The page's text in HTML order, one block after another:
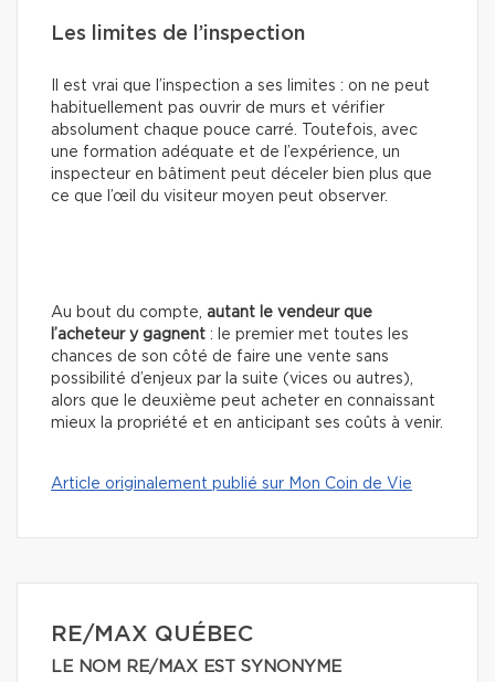
Les limites de l’inspection
Il est vrai que l’inspection a ses limites : on ne peut
habituellement pas ouvrir de murs et vérifier
absolument chaque pouce carré. Toutefois, avec
une formation adéquate et de l’expérience, un
inspecteur en bâtiment peut déceler bien plus que
ce que l’œil du visiteur moyen peut observer.
Au bout du compte, autant le vendeur que
l’acheteur y gagnent : le premier met toutes les
chances de son côté de faire une vente sans
possibilité d’enjeux par la suite (vices ou autres),
alors que le deuxième peut acheter en connaissant
mieux la propriété et en anticipant ses coûts à venir.
Article originalement publié sur Mon Coin de Vie
RE/MAX QUÉBEC
LE NOM RE/MAX EST SYNONYME